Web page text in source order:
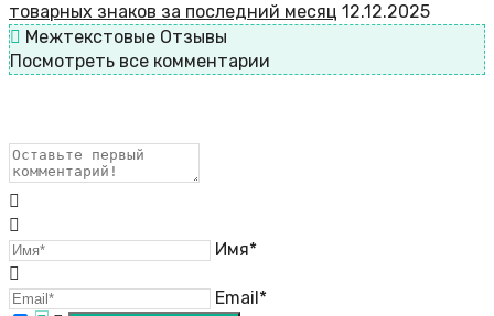
товарных знаков за последний месяц 12.12.2025
Межтекстовые Отзывы
Посмотреть все комментарии
Имя*
Email*